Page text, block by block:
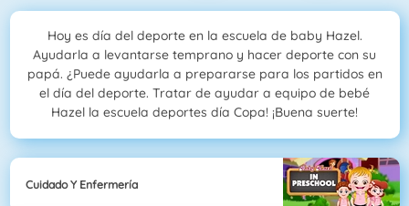
Hoy es día del deporte en la escuela de baby Hazel.
Ayudarla a levantarse temprano y hacer deporte con su
papá. ¿Puede ayudarla a prepararse para los partidos en
el día del deporte. Tratar de ayudar a equipo de bebé
Hazel la escuela deportes día Copa! ¡Buena suerte!
Cuidado Y Enfermería